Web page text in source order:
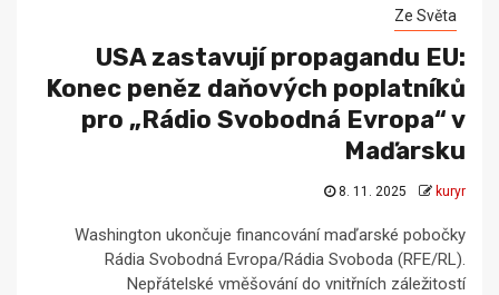
Ze Světa
USA zastavují propagandu EU:
Konec peněz daňových poplatníků
pro „Rádio Svobodná Evropa“ v
Maďarsku
8. 11. 2025 kuryr
Washington ukončuje financování maďarské pobočky
Rádia Svobodná Evropa/Rádia Svoboda (RFE/RL).
Nepřátelské vměšování do vnitřních záležitostí